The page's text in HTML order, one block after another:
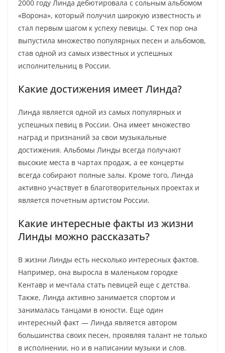
2000 году Линда дебютировала с сольным альбомом
«Ворона», который получил широкую известность и
стал первым шагом к успеху певицы. С тех пор она
выпустила множество популярных песен и альбомов,
став одной из самых известных и успешных
исполнительниц в России.
Какие достижения имеет Линда?
Линда является одной из самых популярных и
успешных певиц в России. Она имеет множество
наград и признаний за свои музыкальные
достижения. Альбомы Линды всегда получают
высокие места в чартах продаж, а ее концерты
всегда собирают полные залы. Кроме того, Линда
активно участвует в благотворительных проектах и
является почетным артистом России.
Какие интересные факты из жизни
Линды можно рассказать?
В жизни Линды есть несколько интересных фактов.
Например, она выросла в маленьком городке
Кентавр и мечтала стать певицей еще с детства.
Также, Линда активно занимается спортом и
занималась танцами в юности. Еще один
интересный факт — Линда является автором
большинства своих песен, проявляя талант не только
в исполнении, но и в написании музыки и слов.